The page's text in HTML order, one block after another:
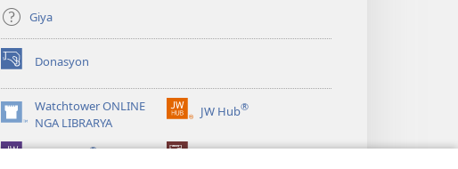
Giya
Donasyon
(mo-
open
ug
bag-
window)
Watchtower ONLINE
NGA LIBRARYA
(mo-
open
JW Hub®
(mo-
ug
®